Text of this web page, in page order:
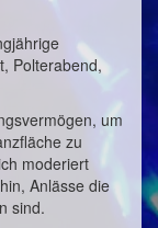
Polterabend,
um
zu
moderiert
Anlässe die
sind.